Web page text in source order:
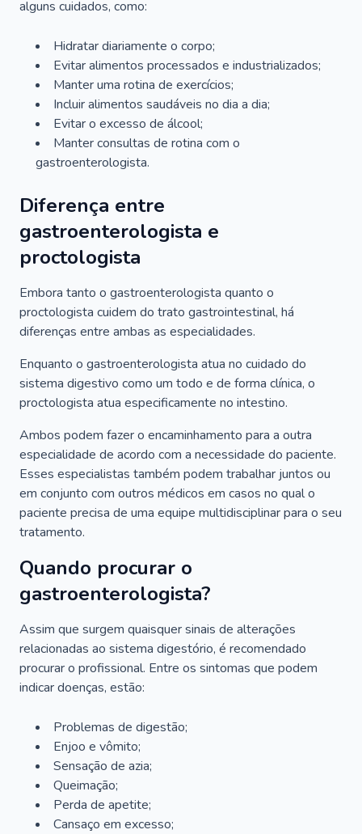
alguns cuidados, como:
Hidratar diariamente o corpo;
Evitar alimentos processados e industrializados;
Manter uma rotina de exercícios;
Incluir alimentos saudáveis no dia a dia;
Evitar o excesso de álcool;
Manter consultas de rotina com o
gastroenterologista.
Diferença entre
gastroenterologista e
proctologista
Embora tanto o gastroenterologista quanto o
proctologista cuidem do trato gastrointestinal, há
diferenças entre ambas as especialidades.
Enquanto o gastroenterologista atua no cuidado do
sistema digestivo como um todo e de forma clínica, o
proctologista atua especificamente no intestino.
Ambos podem fazer o encaminhamento para a outra
especialidade de acordo com a necessidade do paciente.
Esses especialistas também podem trabalhar juntos ou
em conjunto com outros médicos em casos no qual o
paciente precisa de uma equipe multidisciplinar para o seu
tratamento.
Quando procurar o
gastroenterologista?
Assim que surgem quaisquer sinais de alterações
relacionadas ao sistema digestório, é recomendado
procurar o profissional. Entre os sintomas que podem
indicar doenças, estão:
Problemas de digestão;
Enjoo e vômito;
Sensação de azia;
Queimação;
Perda de apetite;
Cansaço em excesso;